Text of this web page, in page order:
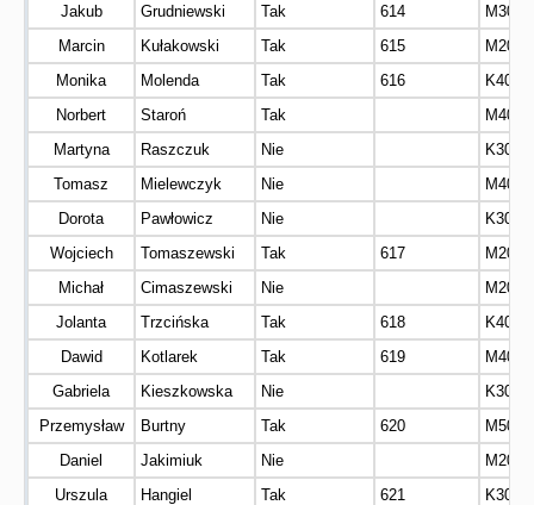
Jakub
Grudniewski Tak 614
M30
Marcin
Kułakowski Tak 615
M20
Monika
Molenda Tak 616
K40
Norbert
Staroń Tak
M40
Martyna
Raszczuk Nie
K30
Tomasz
Mielewczyk Nie
M40
Dorota
Pawłowicz Nie
K30
Wojciech
Tomaszewski Tak 617
M20
Michał
Cimaszewski Nie
M20
Jolanta
Trzcińska Tak 618
K40
Dawid
Kotlarek Tak 619
M40
Gabriela
Kieszkowska Nie
K30
Przemysław
Burtny Tak 620
M50
Daniel
Jakimiuk Nie
M20
Urszula
Hangiel Tak 621
K30